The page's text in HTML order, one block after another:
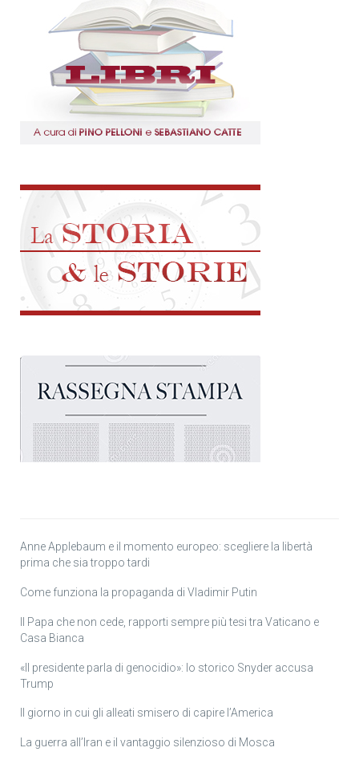
Anne Applebaum e il momento europeo: scegliere la libertà
prima che sia troppo tardi
Come funziona la propaganda di Vladimir Putin
Il Papa che non cede, rapporti sempre più tesi tra Vaticano e
Casa Bianca
«Il presidente parla di genocidio»: lo storico Snyder accusa
Trump
Il giorno in cui gli alleati smisero di capire l’America
La guerra all’Iran e il vantaggio silenzioso di Mosca